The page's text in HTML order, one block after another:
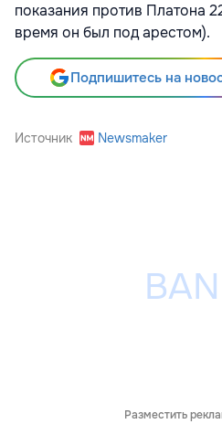
показания против Платона
время он был под арестом).
Подпишитесь на
Источник Newsmaker
Разместить